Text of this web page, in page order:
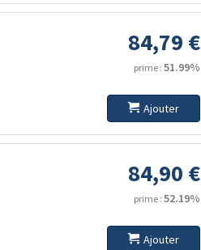
84,79 €
prime : 51.99%
Ajouter
84,90 €
prime : 52.19%
Ajouter